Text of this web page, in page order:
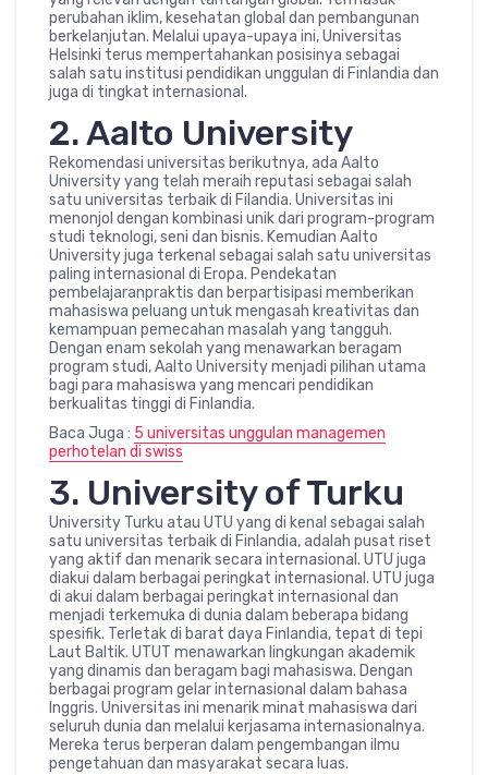
perubahan iklim, kesehatan global dan pembangunan
berkelanjutan. Melalui upaya-upaya ini, Universitas
Helsinki terus mempertahankan posisinya sebagai
salah satu institusi pendidikan unggulan di Finlandia dan
juga di tingkat internasional.
2. Aalto University
Rekomendasi universitas berikutnya, ada Aalto
University yang telah meraih reputasi sebagai salah
satu universitas terbaik di Filandia. Universitas ini
menonjol dengan kombinasi unik dari program-program
studi teknologi, seni dan bisnis. Kemudian Aalto
University juga terkenal sebagai salah satu universitas
paling internasional di Eropa. Pendekatan
pembelajaranpraktis dan berpartisipasi memberikan
mahasiswa peluang untuk mengasah kreativitas dan
kemampuan pemecahan masalah yang tangguh.
Dengan enam sekolah yang menawarkan beragam
program studi, Aalto University menjadi pilihan utama
bagi para mahasiswa yang mencari pendidikan
berkualitas tinggi di Finlandia.
Baca Juga : 5 universitas unggulan managemen
perhotelan di swiss
3. University of Turku
University Turku atau UTU yang di kenal sebagai salah
satu universitas terbaik di Finlandia, adalah pusat riset
yang aktif dan menarik secara internasional. UTU juga
diakui dalam berbagai peringkat internasional. UTU juga
di akui dalam berbagai peringkat internasional dan
menjadi terkemuka di dunia dalam beberapa bidang
spesifik. Terletak di barat daya Finlandia, tepat di tepi
Laut Baltik. UTUT menawarkan lingkungan akademik
yang dinamis dan beragam bagi mahasiswa. Dengan
berbagai program gelar internasional dalam bahasa
Inggris. Universitas ini menarik minat mahasiswa dari
seluruh dunia dan melalui kerjasama internasionalnya.
Mereka terus berperan dalam pengembangan ilmu
pengetahuan dan masyarakat secara luas.